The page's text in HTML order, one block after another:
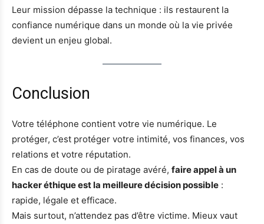
Leur mission dépasse la technique : ils restaurent la
confiance numérique dans un monde où la vie privée
devient un enjeu global.
Conclusion
Votre téléphone contient votre vie numérique. Le
protéger, c’est protéger votre intimité, vos finances, vos
relations et votre réputation.
En cas de doute ou de piratage avéré, faire appel à un
hacker éthique est la meilleure décision possible :
rapide, légale et efficace.
Mais surtout, n’attendez pas d’être victime. Mieux vaut